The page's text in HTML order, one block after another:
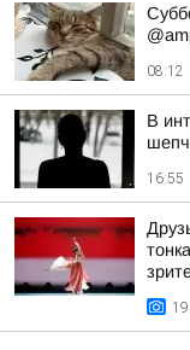
08:12
В
16:55